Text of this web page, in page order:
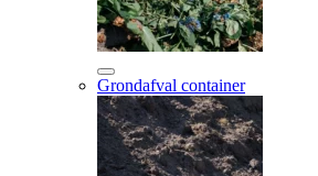
Grondafval container